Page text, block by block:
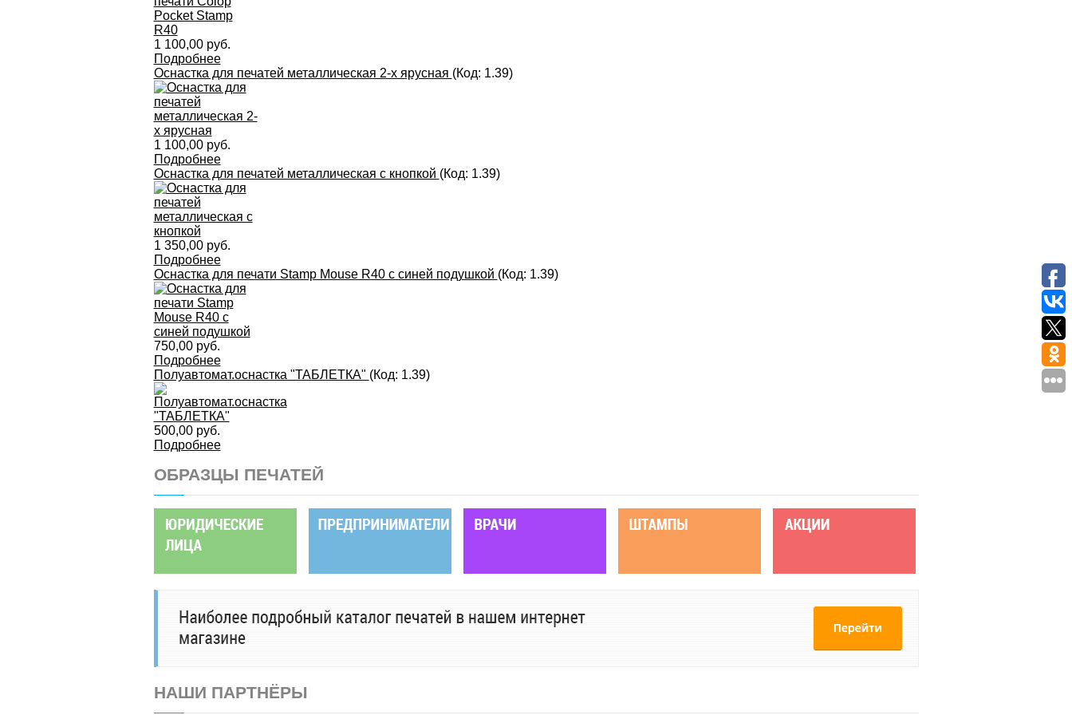
1 100,00 руб.
Подробнее
Оснастка для печатей металлическая 2-х ярусная (Код: 1.39)
1 100,00 руб.
Подробнее
Оснастка для печатей металлическая с кнопкой (Код: 1.39)
1 350,00 руб.
Подробнее
Оснастка для печати Stamp Mouse R40 с синей подушкой (Код: 1.39)
750,00 руб.
Подробнее
Полуавтомат.оснастка "ТАБЛЕТКА" (Код: 1.39)
500,00 руб.
Подробнее
ОБРАЗЦЫ ПЕЧАТЕЙ
НАШИ ПАРТНЁРЫ